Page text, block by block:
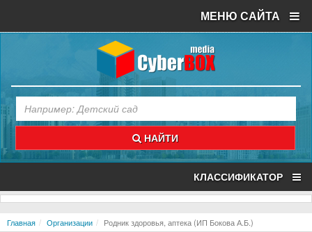
МЕНЮ САЙТА
НАЙТИ
КЛАССИФИКАТОР
Главная Организации Родник здоровья, аптека (ИП Бокова А.Б.)